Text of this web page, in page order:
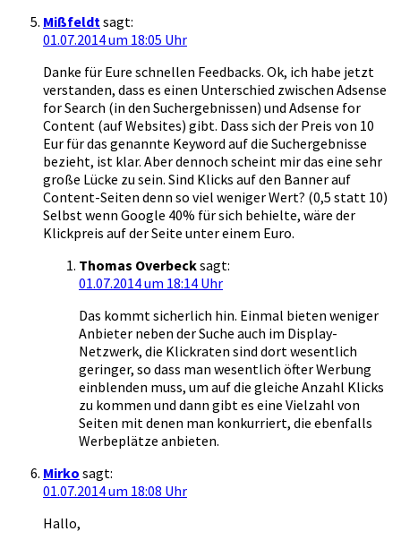
Mißfeldtsagt:
01.07.2014 um 18:05 Uhr
Danke für Eure schnellen Feedbacks. Ok, ich habe jetzt
verstanden, dass es einen Unterschied zwischen Adsense
for Search (in den Suchergebnissen) und Adsense for
Content (auf Websites) gibt. Dass sich der Preis von 10
Eur für das genannte Keyword auf die Suchergebnisse
bezieht, ist klar. Aber dennoch scheint mir das eine sehr
große Lücke zu sein. Sind Klicks auf den Banner auf
Content-Seiten denn so viel weniger Wert? (0,5 statt 10)
Selbst wenn Google 40% für sich behielte, wäre der
Klickpreis auf der Seite unter einem Euro.
Thomas Overbecksagt:
01.07.2014 um 18:14 Uhr
Das kommt sicherlich hin. Einmal bieten weniger
Anbieter neben der Suche auch im Display-
Netzwerk, die Klickraten sind dort wesentlich
geringer, so dass man wesentlich öfter Werbung
einblenden muss, um auf die gleiche Anzahl Klicks
zu kommen und dann gibt es eine Vielzahl von
Seiten mit denen man konkurriert, die ebenfalls
Werbeplätze anbieten.
Mirko sagt:
01.07.2014 um 18:08 Uhr
Hallo,